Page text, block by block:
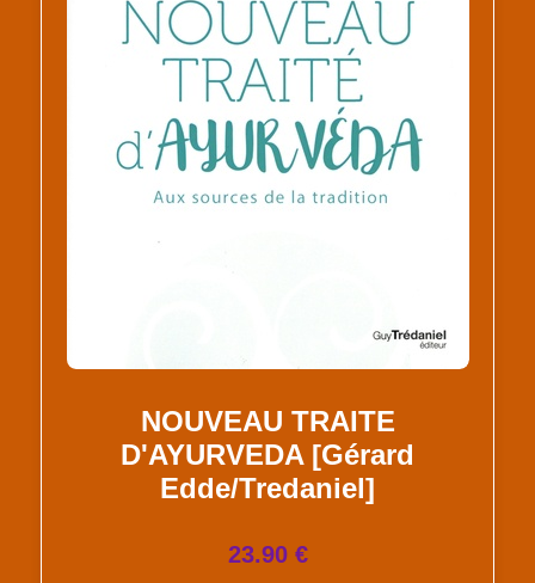
NOUVEAU TRAITE
D'AYURVEDA [Gérard
Edde/Tredaniel]
23.90 €